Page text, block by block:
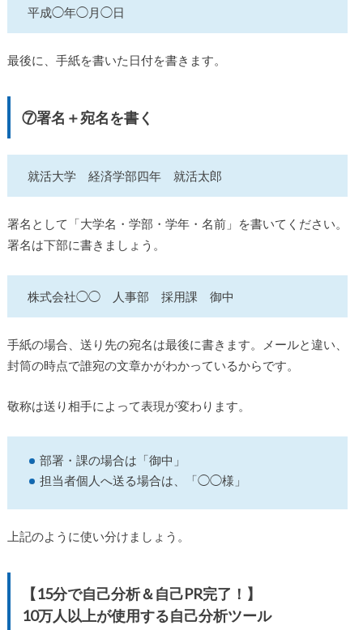
平成◯年◯月◯日
最後に、手紙を書いた日付を書きます。
⑦署名＋宛名を書く
就活大学 経済学部四年 就活太郎
署名として「大学名・学部・学年・名前」を書いてください。
署名は下部に書きましょう。
株式会社◯◯ 人事部 採用課 御中
手紙の場合、送り先の宛名は最後に書きます。メールと違い、
封筒の時点で誰宛の文章かがわかっているからです。
敬称は送り相手によって表現が変わります。
部署・課の場合は「御中」
担当者個人へ送る場合は、「◯◯様」
上記のように使い分けましょう。
【15分で自己分析＆自己PR完了！】
10万人以上が使用する自己分析ツール